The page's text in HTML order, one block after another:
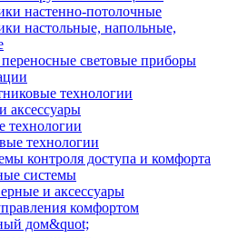
настенно-потолочные
настольные, напольные,
световые приборы
технологии
аксессуары
технологии
технологии
контроля доступа и комфорта
системы
и аксессуары
комфортом
дом&quot;